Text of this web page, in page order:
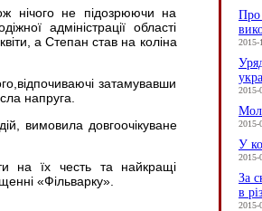
нічого не підозрюючи на
адміністрації області
а Степан став на коліна
затамувавши
напруга.
вимовила довгоочікуване
на їх честь та найкращі
«Фільварку».
Про
2015-
2015-
2015-
У
2015-
За
в
2015-